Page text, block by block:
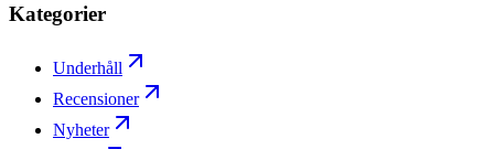
Kategorier
Underhåll
Recensioner
Nyheter